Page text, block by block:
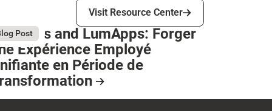
Visit Resource Center
Visit Resource Center
13, 2026
Post
and LumApps: Forger
Expérience Employé
en Période de
Card